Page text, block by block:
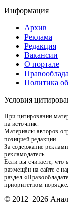
Информация
Архив
Реклама
Редакция
Вакансии
О портале
Политика
Условия
При цитировании
на источник.
Материалы авторов
позицией редакции.
За содержание
рекламодатель.
Если вы считаете, что
размещён на сайте с
раздел
приоритетном порядке.
© 2012–2026